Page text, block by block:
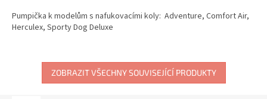
Pumpička k modelům s nafukovacími koly: Adventure, Comfort Air,
Herculex, Sporty Dog Deluxe
ZOBRAZIT VŠECHNY SOUVISEJÍCÍ PRODUKTY